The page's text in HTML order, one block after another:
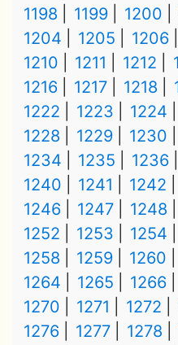
1198
1199 1200
1204
1205 1206
1210
1211 1212
1216
1217 1218
1222
1223 1224
1228
1229 1230
1234
1235 1236
1240
1241 1242
1246
1247 1248
1252
1253 1254
1258
1259 1260
1264
1265 1266
1270
1271 1272
1276
1277 1278